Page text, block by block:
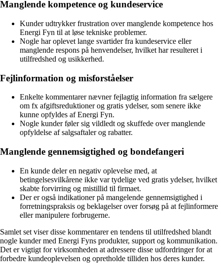
Manglende kompetence og kundeservice
Kunder udtrykker frustration over manglende kompetence hos
Energi Fyn til at løse tekniske problemer.
Nogle har oplevet lange svartider fra kundeservice eller
manglende respons på henvendelser, hvilket har resulteret i
utilfredshed og usikkerhed.
Fejlinformation og misforståelser
Enkelte kommentarer nævner fejlagtig information fra sælgere
om fx afgiftsreduktioner og gratis ydelser, som senere ikke
kunne opfyldes af Energi Fyn.
Nogle kunder føler sig vildledt og skuffede over manglende
opfyldelse af salgsaftaler og rabatter.
Manglende gennemsigtighed og bondefangeri
En kunde deler en negativ oplevelse med, at
betingelsesvilkårene ikke var tydelige ved gratis ydelser, hvilket
skabte forvirring og mistillid til firmaet.
Der er også indikationer på mangelende gennemsigtighed i
forretningspraksis og beklagelser over forsøg på at fejlinformere
eller manipulere forbrugerne.
Samlet set viser disse kommentarer en tendens til utilfredshed blandt
nogle kunder med Energi Fyns produkter, support og kommunikation.
Det er vigtigt for virksomheden at adressere disse udfordringer for at
forbedre kundeoplevelsen og opretholde tilliden hos deres kunder.